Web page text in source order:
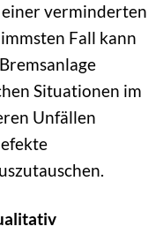
verminderten
Fall kann
Situationen im
Unfällen